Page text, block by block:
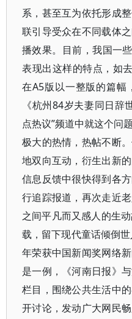
系，甚至互为依托形成
联引导受众在不同载体
播效果。目前，我国一
表现出这样的特点，如
在A5版以一整版的篇幅
《杭州84岁夫妻同日辞
点热议”频道中就这个问
极大的热情，热帖不断
地双向互动，衍生出新
信息反馈中很快得到各
行追踪报道，再次走近
之间平凡而又感人的生
载，留下现代童话倾倒
年荣获中国新闻奖网络
是一例，《河南日报》
栏目，围绕公共生活中
开讨论，发动广大网民